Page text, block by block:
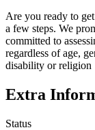
Are you ready to
a few steps. We
committed to
regardless of age,
disability or religion
Extra
Status